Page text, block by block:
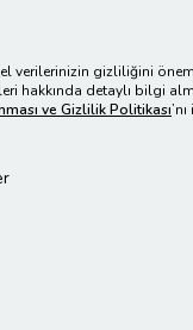
verilerinizin gizliliğini
hakkında detaylı bilgi
ve Gizlilik Politikası